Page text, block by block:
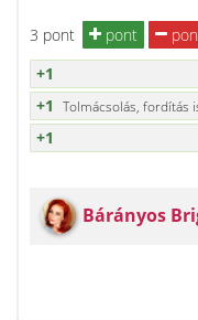
3 pont pont
+1
+1
Tolmácsolás, fordítás
+1
Bárányos